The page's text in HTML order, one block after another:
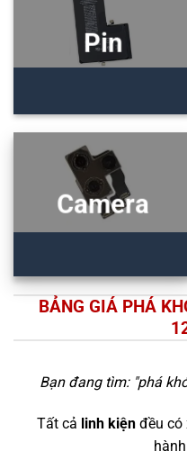
Pin
Camera
BẢNG GIÁ PHÁ
Bạn đang tìm: "phá
Tất cả linh kiện đều có